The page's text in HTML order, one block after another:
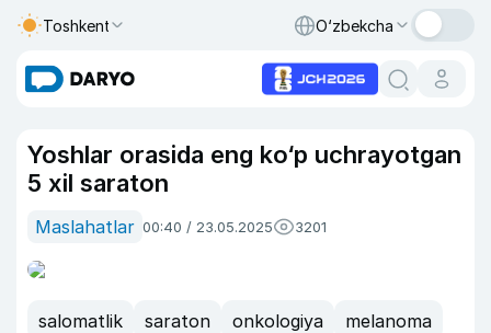
Toshkent O‘zbekcha
Yoshlar orasida eng ko‘p uchrayotgan
5 xil saraton
Maslahatlar 00:40 / 23.05.2025 3201
salomatlik saraton onkologiya
melanoma